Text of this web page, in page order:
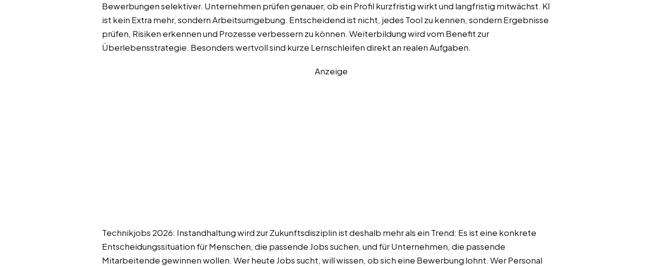
Bewerbungen selektiver. Unternehmen prüfen genauer, ob ein Profil kurzfristig wirkt und langfristig mitwächst. KI
ist kein Extra mehr, sondern Arbeitsumgebung. Entscheidend ist nicht, jedes Tool zu kennen, sondern Ergebnisse
prüfen, Risiken erkennen und Prozesse verbessern zu können. Weiterbildung wird vom Benefit zur
Überlebensstrategie. Besonders wertvoll sind kurze Lernschleifen direkt an realen Aufgaben.
Anzeige
Technikjobs 2026: Instandhaltung wird zur Zukunftsdisziplin ist deshalb mehr als ein Trend: Es ist eine konkrete
Entscheidungssituation für Menschen, die passende Jobs suchen, und für Unternehmen, die passende
Mitarbeitende gewinnen wollen. Wer heute Jobs sucht, will wissen, ob sich eine Bewerbung lohnt. Wer Personal